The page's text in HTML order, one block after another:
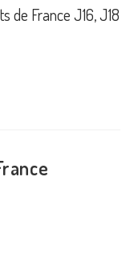
de France J16, J18